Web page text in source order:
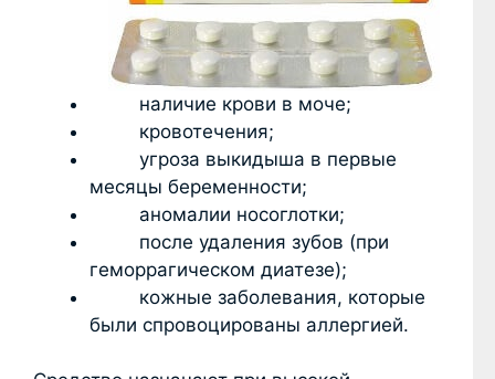
наличие крови в моче;
кровотечения;
угроза выкидыша в первые
месяцы беременности;
аномалии носоглотки;
после удаления зубов (при
геморрагическом диатезе);
кожные заболевания, которые
были спровоцированы аллергией.